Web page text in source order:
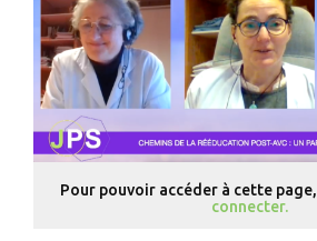
Pour pouvoir accéder à cette page,
connecter.